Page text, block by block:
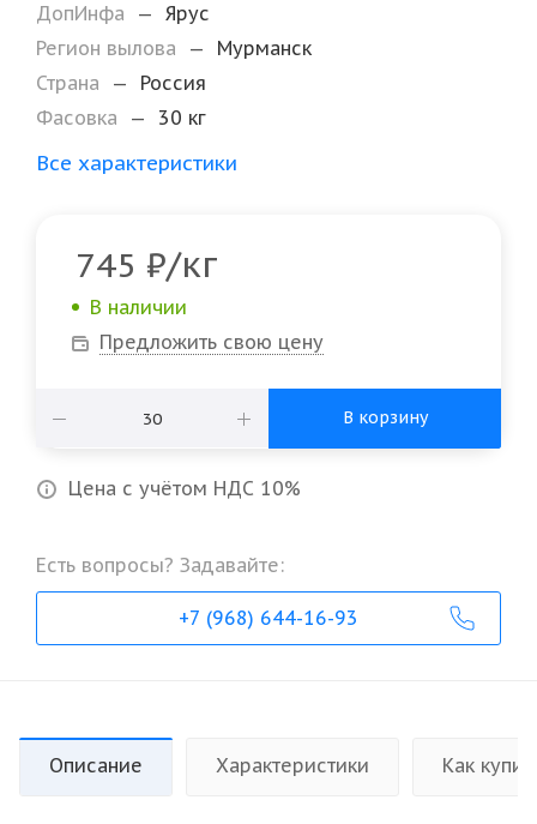
ДопИнфа
— Ярус
Регион вылова
—
Мурманск
Страна
—
Россия
Фасовка
— 30 кг
Все характеристики
745 ₽/кг
В наличии
Предложить свою цену
В корзину
Цена с учётом НДС 10%
Есть вопросы? Задавайте:
+7 (968) 644-16-93
Описание Характеристики Как